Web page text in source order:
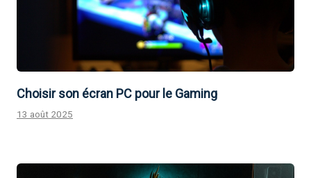
Choisir son écran PC pour le Gaming
13 août 2025